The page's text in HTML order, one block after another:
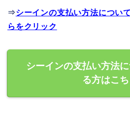
⇒シーインの支払い方法につい
らをクリック
シーインの支払い方法
る方はこ